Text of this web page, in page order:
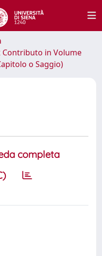
Contributo in Volume
o Saggio)
completa